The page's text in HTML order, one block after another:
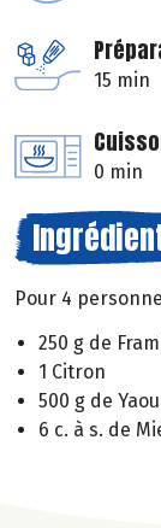
15 min
0 min
Pour 4
250 g de
1 Citron
500 g de
6 c. à s. de